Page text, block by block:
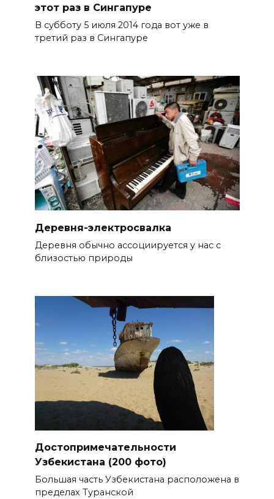
этот раз в Сингапуре
В субботу 5 июля 2014 года вот уже в
третий раз в Сингапуре
Деревня-электросвалка
Деревня обычно ассоциируется у нас с
близостью природы
Достопримечательности
Узбекистана (200 фото)
Большая часть Узбекистана расположена в
пределах Туранской